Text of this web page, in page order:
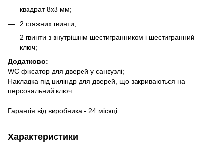
квадрат 8х8 мм;
2 стяжних гвинти;
2 гвинти з внутрішнім шестигранником і шестигранний
ключ;
Додатково:
WC фіксатор для дверей у санвузлі;
Накладка під циліндр для дверей, що закриваються на
персональний ключ.
Гарантія від виробника - 24 місяці.
Характеристики